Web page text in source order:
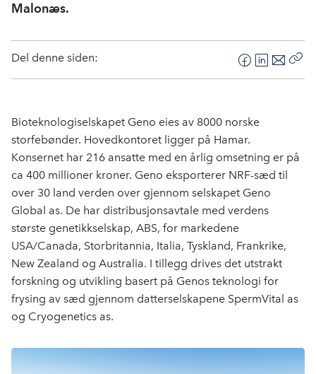
Malonæs.
Del denne siden:
F
a
e
b
o
L
i
k
d
E
-
Bioteknologiselskapet Geno eies av 8000 norske
storfebønder. Hovedkontoret ligger på Hamar.
Konsernet har 216 ansatte med en årlig omsetning er på
ca 400 millioner kroner. Geno eksporterer NRF-sæd til
over 30 land verden over gjennom selskapet Geno
Global as. De har distribusjonsavtale med verdens
største genetikkselskap, ABS, for markedene
USA/Canada, Storbritannia, Italia, Tyskland, Frankrike,
New Zealand og Australia. I tillegg drives det utstrakt
forskning og utvikling basert på Genos teknologi for
frysing av sæd gjennom datterselskapene SpermVital as
og Cryogenetics as.